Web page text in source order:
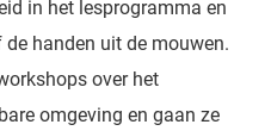
in het lesprogramma en
handen uit de mouwen.
over het
omgeving en gaan ze